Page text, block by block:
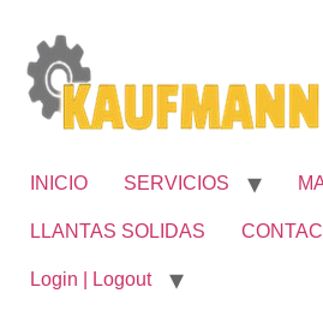
INICIO SERVICIOS
LLANTAS SOLIDAS
Login | Logout